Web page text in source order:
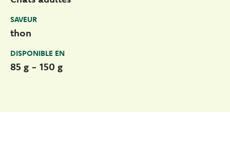
SAVEUR
thon
DISPONIBLE EN
85 g - 150 g